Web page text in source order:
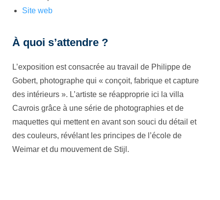
Site web
À quoi s’attendre ?
L’exposition est consacrée au travail de Philippe de
Gobert, photographe qui « conçoit, fabrique et capture
des intérieurs ». L’artiste se réapproprie ici la villa
Cavrois grâce à une série de photographies et de
maquettes qui mettent en avant son souci du détail et
des couleurs, révélant les principes de l’école de
Weimar et du mouvement de Stijl.